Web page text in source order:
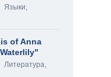
Языки,
of Anna
Литература,